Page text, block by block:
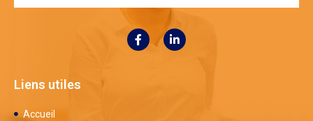
Liens utiles
Accueil